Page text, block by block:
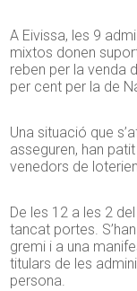
A Eivissa, les 9
mixtos donen
reben per la venda
per cent per la de
Una situació que
asseguren, han
venedors de
De les 12 a les 2
tancat portes.
gremi i a una
titulars de les
persona.